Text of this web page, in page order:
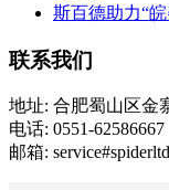
斯百德助力“
联系我们
地址: 合肥蜀山区金
电话: 0551-62586667
邮箱: